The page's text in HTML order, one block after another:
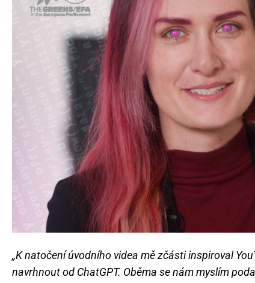
„K natočení úvodního videa mě zčásti inspiroval
navrhnout od ChatGPT. Oběma se nám myslím